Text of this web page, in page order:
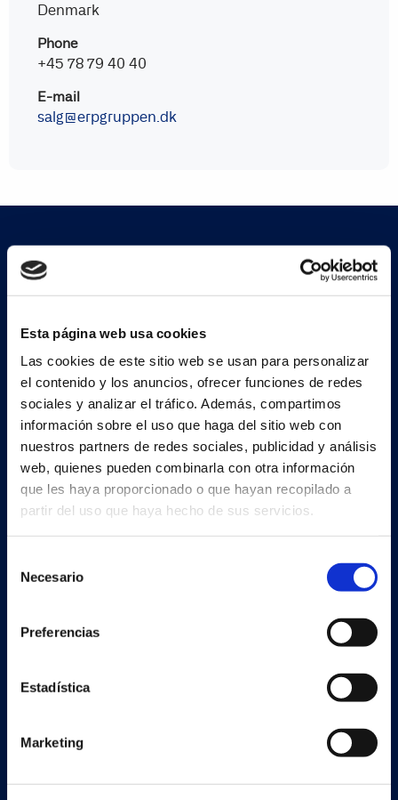
Esta página web usa cookies
Las cookies de este sitio web se usan para personalizar
el contenido y los anuncios, ofrecer funciones de redes
sociales y analizar el tráfico. Además, compartimos
información sobre el uso que haga del sitio web con
nuestros partners de redes sociales, publicidad y análisis
web, quienes pueden combinarla con otra información
que les haya proporcionado o que hayan recopilado a
partir del uso que haya hecho de sus servicios.
Necesario
Preferencias
Estadística
Marketing
Denmark
Phone
+45 78 79 40 40
E-mail
salg@erpgruppen.dk
Suscríbete a nuestra
Regístrate ahora
Contáctenos
Conoce al equipo
Job